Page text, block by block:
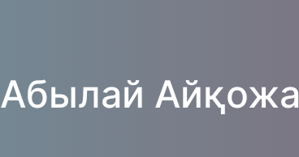
Абылай Айқожа